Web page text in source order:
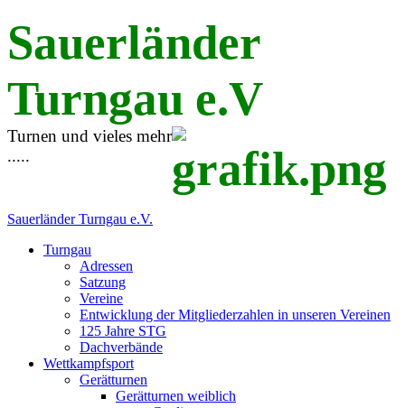
Sauerländer
Turngau e.V
Turnen und vieles mehr
.....
Sauerländer Turngau e.V.
Turngau
Adressen
Satzung
Vereine
Entwicklung der Mitgliederzahlen in unseren Vereinen
125 Jahre STG
Dachverbände
Wettkampfsport
Gerätturnen
Gerätturnen weiblich